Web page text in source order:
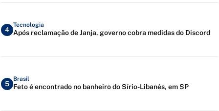
4
Tecnologia
Após reclamação de Janja, governo cobra medidas do Discord
5
Brasil
Feto é encontrado no banheiro do Sírio-Libanês, em SP